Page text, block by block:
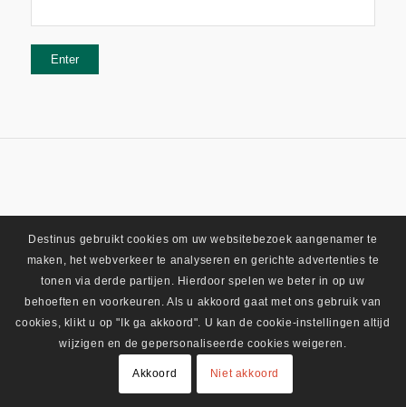
Destinus gebruikt cookies om uw websitebezoek aangenamer te
maken, het webverkeer te analyseren en gerichte advertenties te
tonen via derde partijen. Hierdoor spelen we beter in op uw
behoeften en voorkeuren. Als u akkoord gaat met ons gebruik van
cookies, klikt u op "Ik ga akkoord". U kan de cookie-instellingen altijd
wijzigen en de gepersonaliseerde cookies weigeren.
Akkoord Niet akkoord